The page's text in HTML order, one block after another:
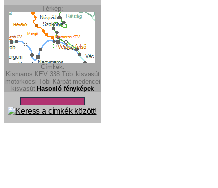
Térkép:
Címkék:
Kismaros KEV 338 Tóbi kisvasút
motorkocsi Tóbi Kárpát-medencei
kisvasút Hasonló fényképek